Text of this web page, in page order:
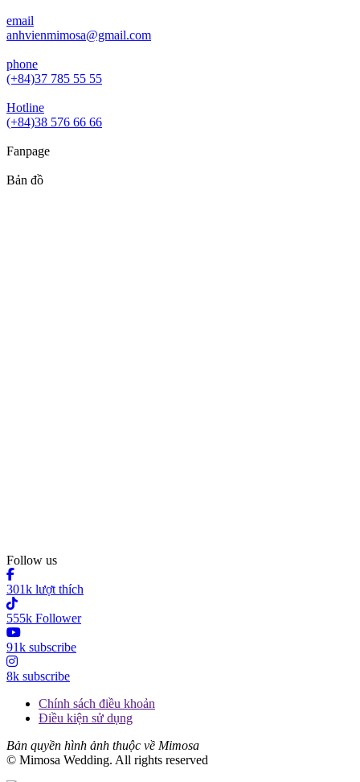
email
anhvienmimosa@gmail.com
phone
(+84)37 785 55 55
Hotline
(+84)38 576 66 66
Fanpage
Bản đồ
Follow us
301k lượt thích
555k Follower
91k subscribe
8k subscribe
Chính sách điều khoản
Điều kiện sử dụng
Bản quyền hình ảnh thuộc về Mimosa
© Mimosa Wedding. All rights reserved